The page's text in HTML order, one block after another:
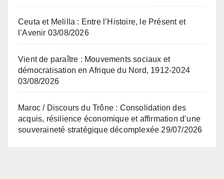
Ceuta et Melilla : Entre l’Histoire, le Présent et
l’Avenir 03/08/2026
Vient de paraître : Mouvements sociaux et
démocratisation en Afrique du Nord, 1912-2024
03/08/2026
Maroc / Discours du Trône : Consolidation des
acquis, résilience économique et affirmation d’une
souveraineté stratégique décomplexée 29/07/2026